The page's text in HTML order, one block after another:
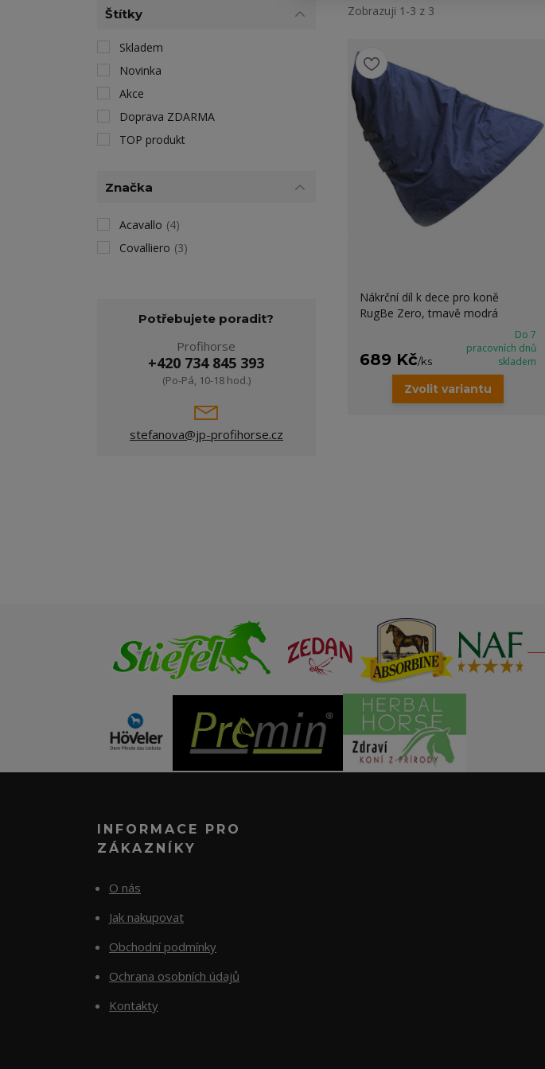
Zobrazuji 1-3 z 3
Nákrční díl k dece pro koně
RugBe Zero, tmavě modrá
689 Kč/ks
Do 7
pracovních dnů
skladem
Zvolit variantu
Štítky
Skladem
Novinka
Akce
Doprava ZDARMA
TOP produkt
Značka
Acavallo (4)
Covalliero (3)
Potřebujete poradit?
Profihorse
+420 734 845 393
(Po-Pá, 10-18 hod.)
stefanova@jp-profihorse.cz
INFORMACE PRO
ZÁKAZNÍKY
O nás
Jak nakupovat
Obchodní podmínky
Ochrana osobních údajů
Kontakty